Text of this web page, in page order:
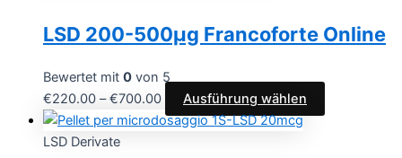
LSD 200-500µg Francoforte Online
Bewertet mit 0 von 5
€220.00 –€700.00 Ausführung wählen
LSD Derivate